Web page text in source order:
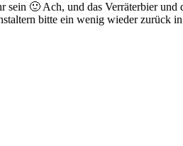
sein 🙂 Ach, und das Verräterbier
bitte ein wenig wieder zurück